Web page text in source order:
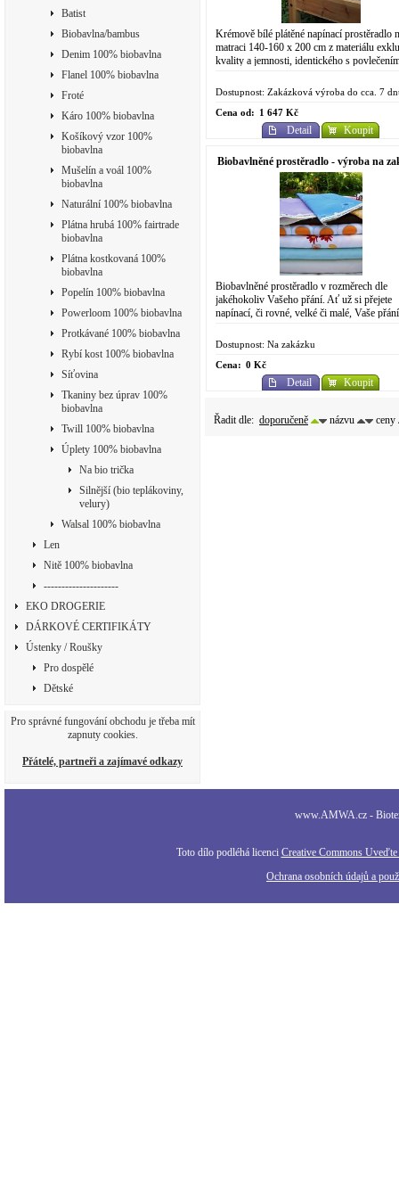
Batist
Biobavlna/bambus
Denim 100% biobavlna
Flanel 100% biobavlna
Froté
Káro 100% biobavlna
Košíkový vzor 100%
biobavlna
Mušelín a voál 100%
biobavlna
Naturální 100% biobavlna
Plátna hrubá 100% fairtrade
biobavlna
Plátna kostkovaná 100%
biobavlna
Popelín 100% biobavlna
Powerloom 100% biobavlna
Protkávané 100% biobavlna
Rybí kost 100% biobavlna
Síťovina
Tkaniny bez úprav 100%
biobavlna
Twill 100% biobavlna
Úplety 100% biobavlna
Na bio trička
Silnější (bio teplákoviny,
velury)
Walsal 100% biobavlna
Len
Nitě 100% biobavlna
---------------------
EKO DROGERIE
DÁRKOVÉ CERTIFIKÁTY
Ústenky / Roušky
Pro dospělé
Dětské
Pro správné fungování obchodu je třeba mít
zapnuty cookies.
Přátelé, partneři a zajímavé odkazy
Krémově bílé plátěné napínací prostěradlo
matraci 140-160 x 200 cm z materiálu
kvality a jemnosti, identického s
Dostupnost: Zakázková výroba do cca. 7
Cena od: 1 647 Kč
Detail Koupit
Biobavlněné prostěradlo - výroba na
Biobavlněné prostěradlo v rozměrech dle
jakéhokoliv Vašeho přání. Ať už si přejete
napínací, či rovné, velké či malé, Vaše přání
Dostupnost: Na zakázku
Cena: 0 Kč
Detail Koupit
Řadit dle: doporučeně názvu ceny
www.AMWA.cz -
Toto dílo podléhá licenci Creative Commons
Ochrana osobních údajů a